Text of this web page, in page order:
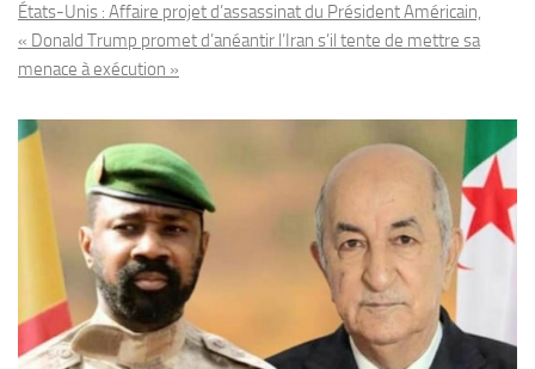
États-Unis : Affaire projet d’assassinat du Président Américain,
« Donald Trump promet d’anéantir l’Iran s’il tente de mettre sa
menace à exécution »